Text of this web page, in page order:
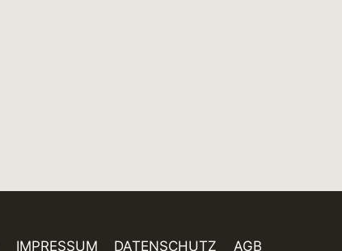
IMPRESSUM DATENSCHUTZ AGB